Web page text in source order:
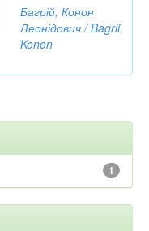
Багрій, Конон
Леонідович / Bagrii,
Konon
1